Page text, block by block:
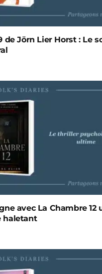
de Jörn Lier Horst : Le
avec La Chambre 12
haletant